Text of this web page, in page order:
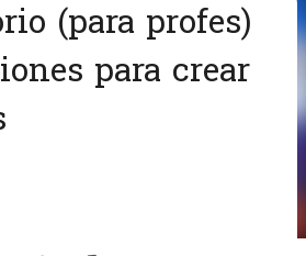
(para profes)
para crear